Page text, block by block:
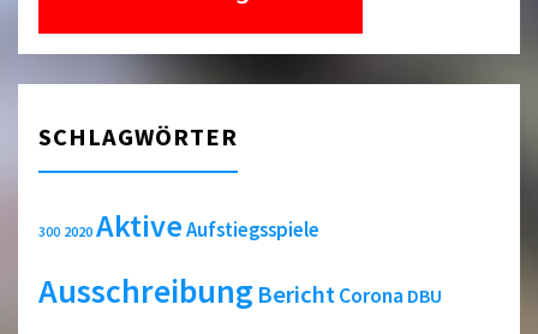
SCHLAGWÖRTER
300 2020 AktiveAufstiegsspiele
Ausschreibung BerichtCorona DBU